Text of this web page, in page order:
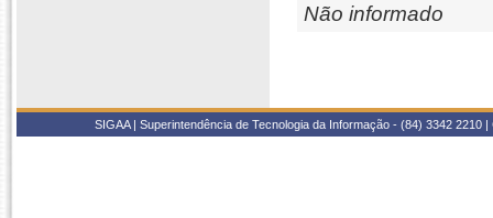
Não informado
SIGAA | Superintendência de Tecnologia da Informação - (84) 3342